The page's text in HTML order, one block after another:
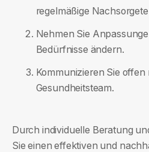
regelmäßige
Nehmen Sie
Bedürfnisse ändern.
Kommunizieren Sie offen
Gesundheitsteam.
Durch individuelle Beratung
Sie einen effektiven und